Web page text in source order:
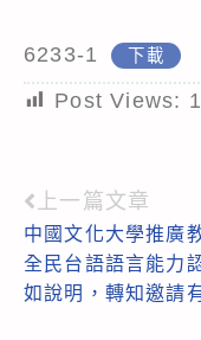
6233-1 下載
Post Views:
Read
more
articles
上一篇文章
中國文化大學推廣
全民台語語言能力
如說明，轉知邀請